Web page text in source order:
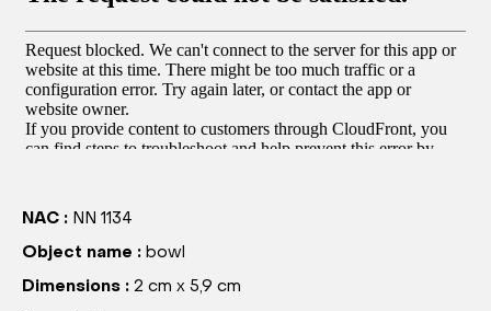
NAC : NN 1134
Object name : bowl
Dimensions : 2 cm x 5,9 cm